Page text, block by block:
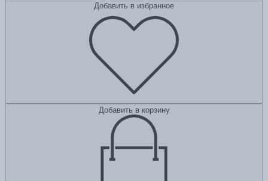
Добавить в избранное
Добавить в корзину